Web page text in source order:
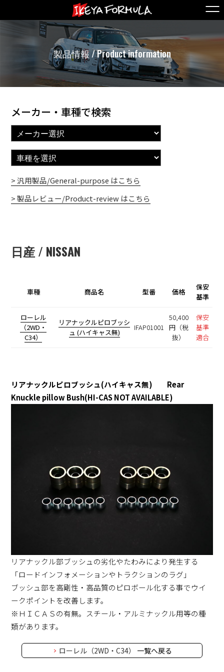
製品情報 / Product information
メーカー・車種で検索
> 汎用製品/General-purpose はこちら
> 製品レビュー/Product-review はこちら
日産 / NISSAN
車種 商品名 型番 価格
保安
基準
ローレル
（2WD・
C34）
リアナックルピロブッシ
ュ (ハイキャス無)
IFAP01001
50,400
円（税
抜）
保安
基準
適合
リアナックルピロブッシュ(ハイキャス無) Rear
Knuckle pillow Bush(HI-CAS NOT AVAILABLE)
リアナックル部ブッシュの劣化やたわみにより発生する
「ロードインフォメーションやトラクションのラグ」
ブッシュ部を高剛性・高品質のピロボール化する事でウイ
ークポイントを改善します。
※ＨＩＣＡＳの有無。スチール・アルミナックル用等の種
類があります。
ローレル（2WD・C34） 一覧へ戻る